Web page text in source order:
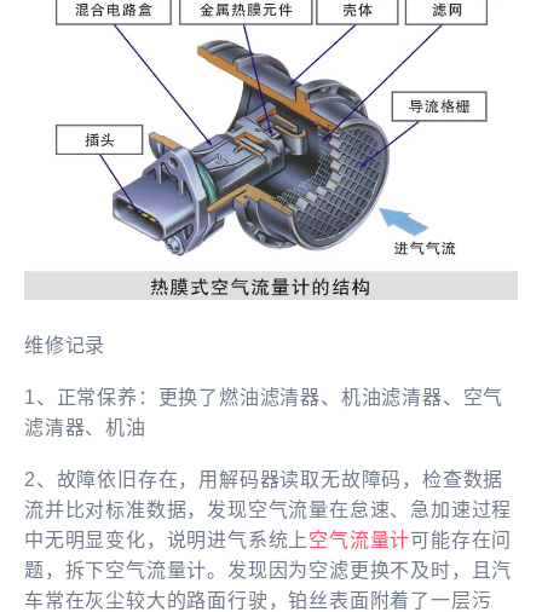
维修记录
1、正常保养：更换了燃油滤清器、机油滤清器、空气
滤清器、机油
2、故障依旧存在，用解码器读取无故障码，检查数据
流并比对标准数据，发现空气流量在怠速、急加速过程
中无明显变化，说明进气系统上 空气流量计可能存在问
题，拆下空气流量计。发现因为空滤更换不及时，且汽
车常在灰尘较大的路面行驶，铂丝表面附着了一层污